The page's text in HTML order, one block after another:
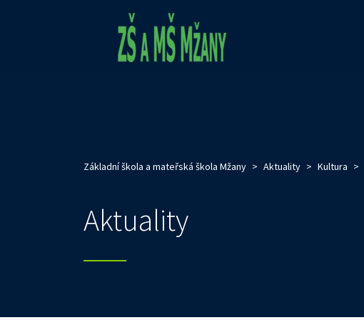
Základní škola a mateřská škola Mžany > Aktuality > Kultura >
Aktuality